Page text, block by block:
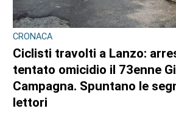
CRONACA
Ciclisti travolti a Lanzo:
tentato omicidio il 73enne
Campagna. Spuntano le
lettori